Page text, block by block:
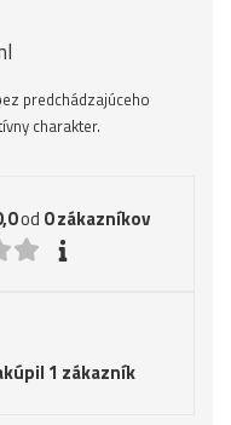
predchádzajúceho
charakter.
od 0zákazníkov
1 zákazník